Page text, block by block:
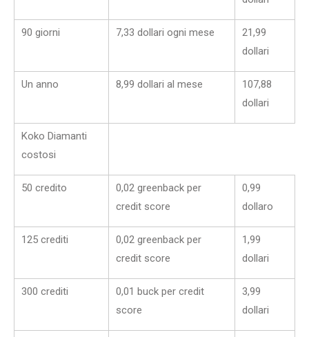
90 giorni 7,33 dollari ogni mese
21,99
dollari
Un anno 8,99 dollari al mese
107,88
dollari
Koko Diamanti
costosi
50 credito
0,02 greenback per
credit score
0,99
dollaro
125 crediti
0,02 greenback per
credit score
1,99
dollari
300 crediti
0,01 buck per credit
score
3,99
dollari